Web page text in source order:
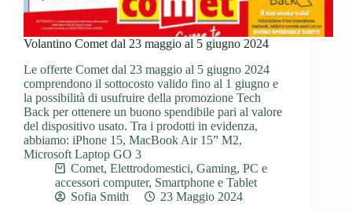
Volantino Comet dal 23 maggio al 5 giugno 2024
Le offerte Comet dal 23 maggio al 5 giugno 2024
comprendono il sottocosto valido fino al 1 giugno e
la possibilità di usufruire della promozione Tech
Back per ottenere un buono spendibile pari al valore
del dispositivo usato. Tra i prodotti in evidenza,
abbiamo: iPhone 15, MacBook Air 15” M2,
Microsoft Laptop GO 3
Comet, Elettrodomestici, Gaming, PC e
accessori computer, Smartphone e Tablet
Sofia Smith
23 Maggio 2024